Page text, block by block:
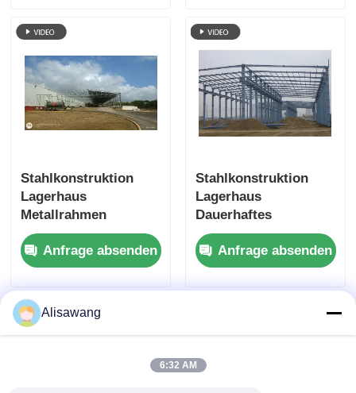
Lebensdauer
Lagerhallen
Stahlkonstruktion
Lagerhaus
Metallrahmen
Konstruktion zur
Maximierung der
Lagerkapazität und
zur Gewährleistung
der Strukturstabilität
Anfrage absenden
Stahlkonstruktion
Lagerhaus
Dauerhaftes
vorgefertigtes
Metallgebäude, das
eine schnelle
Installation und den
Anfrage absenden
Alisawang
6:32 AM